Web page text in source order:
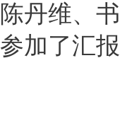
陈丹维、
参加了汇